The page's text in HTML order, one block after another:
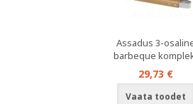
Assadus 3-
barbeque
29,73 €
Vaata toodet